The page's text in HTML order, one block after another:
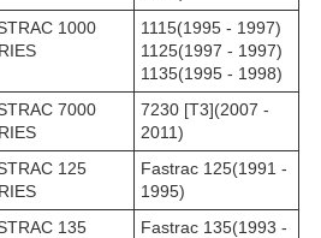
1000
1115(1995 - 1997)
1125(1997 - 1997)
1135(1995 - 1998)
7000
7230 [T3](2007 -
2011)
125
Fastrac 125(1991 -
1995)
135
Fastrac 135(1993 -